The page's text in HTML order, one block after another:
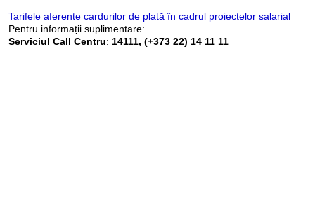
Tarifele aferente cardurilor de plată în cadrul proiectelor salarial
Pentru informații suplimentare:
Serviciul Call Centru: 14111, (+373 22) 14 11 11